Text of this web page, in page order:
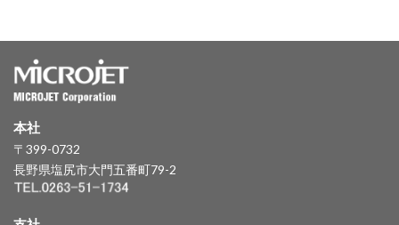
本社
〒399-0732
長野県塩尻市大門五番町79-2